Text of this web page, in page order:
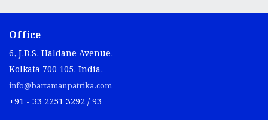
Office
6, J.B.S. Haldane Avenue,
Kolkata 700 105, India.
info@bartamanpatrika.com
+91 - 33 2251 3292 / 93